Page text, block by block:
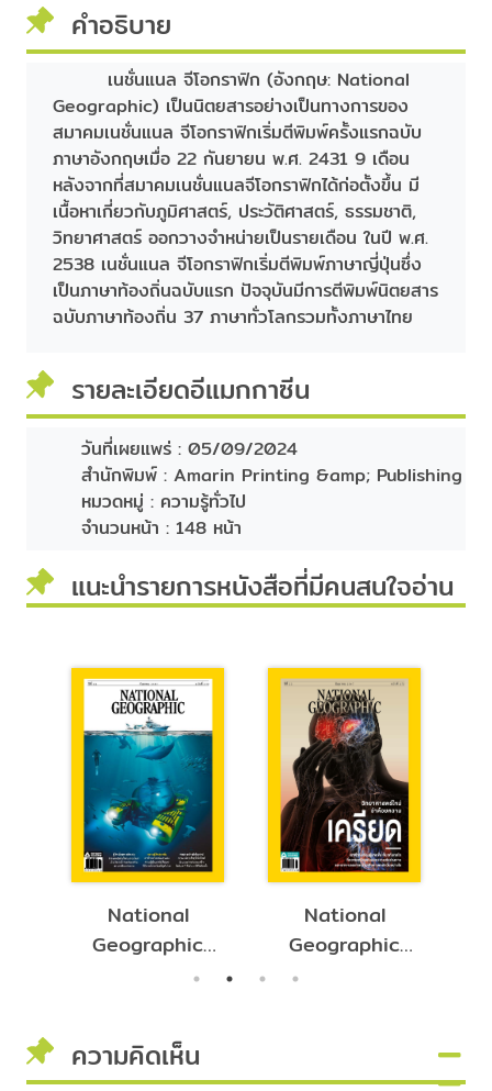
คำอธิบาย
เนชั่นแนล จีโอกราฟิก (อังกฤษ: National
Geographic) เป็นนิตยสารอย่างเป็นทางการของ
สมาคมเนชั่นแนล จีโอกราฟิกเริ่มตีพิมพ์ครั้งแรกฉบับ
ภาษาอังกฤษเมื่อ 22 กันยายน พ.ศ. 2431 9 เดือน
หลังจากที่สมาคมเนชั่นแนลจีโอกราฟิกได้ก่อตั้งขึ้น มี
เนื้อหาเกี่ยวกับภูมิศาสตร์, ประวัติศาสตร์, ธรรมชาติ,
วิทยาศาสตร์ ออกวางจำหน่ายเป็นรายเดือน ในปี พ.ศ.
2538 เนชั่นแนล จีโอกราฟิกเริ่มตีพิมพ์ภาษาญี่ปุ่นซึ่ง
เป็นภาษาท้องถิ่นฉบับแรก ปัจจุบันมีการตีพิมพ์นิตยสาร
ฉบับภาษาท้องถิ่น 37 ภาษาทั่วโลกรวมทั้งภาษาไทย
รายละเอียดอีแมกกาซีน
วันที่เผยแพร่ : 05/09/2024
สำนักพิมพ์ : Amarin Printing &amp; Publishing
หมวดหมู่ : ความรู้ทั่วไป
จำนวนหน้า : 148 หน้า
แนะนำรายการหนังสือที่มีคนสนใจอ่าน
National
Geographic
September
National
Geographic
June 2024
ความคิดเห็น